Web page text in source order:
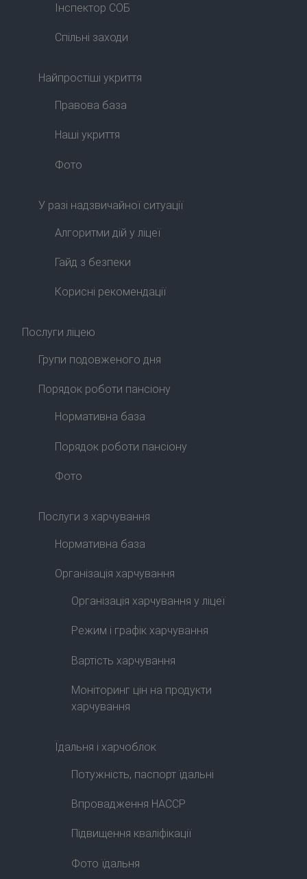
Інспектор СОБ
Спільні заходи
Найпростіші укриття
Правова база
Наші укриття
Фото
У разі надзвичайної ситуації
Алгоритми дій у ліцеї
Гайд з безпеки
Корисні рекомендації
Послуги ліцею
Групи подовженого дня
Порядок роботи пансіону
Нормативна база
Порядок роботи пансіону
Фото
Послуги з харчування
Нормативна база
Організація харчування
Організація харчування у ліцеї
Режим і графік харчування
Вартість харчування
Моніторинг цін на продукти
харчування
Їдальня і харчоблок
Потужність, паспорт їдальні
Впровадження HACCP
Підвищення кваліфікації
Фото їдальня